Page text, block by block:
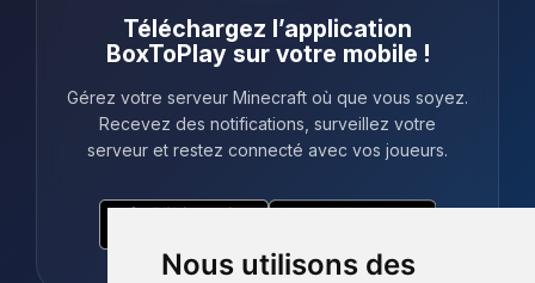
Nous utilisons des
Téléchargez l’application
BoxToPlay sur votre mobile !
Gérez votre serveur Minecraft où que vous soyez.
Recevez des notifications, surveillez votre
serveur et restez connecté avec vos joueurs.